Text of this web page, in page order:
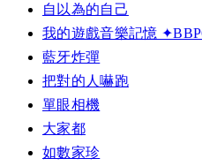
自以為的自己
我的遊戲音樂記憶
藍牙炸彈
把對的人嚇跑
單眼相機
大家都
如數家珍